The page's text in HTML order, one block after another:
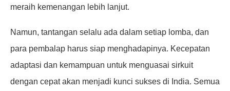
meraih kemenangan lebih lanjut.
Namun, tantangan selalu ada dalam setiap lomba, dan
para pembalap harus siap menghadapinya. Kecepatan
adaptasi dan kemampuan untuk menguasai sirkuit
dengan cepat akan menjadi kunci sukses di India. Semua